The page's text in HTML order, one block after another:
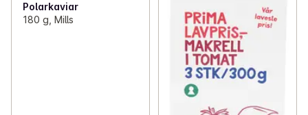
Polarkaviar
180 g, Mills